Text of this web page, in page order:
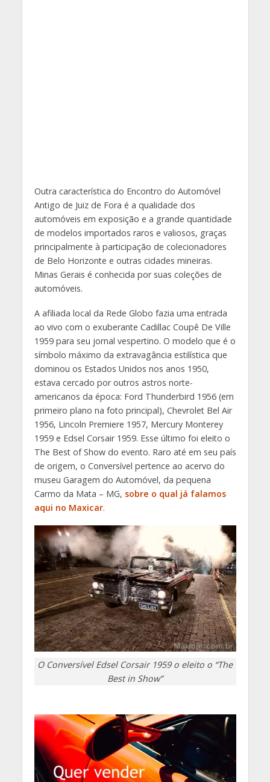
Outra característica do Encontro do Automóvel
Antigo de Juiz de Fora é a qualidade dos
automóveis em exposição e a grande quantidade
de modelos importados raros e valiosos, graças
principalmente à participação de colecionadores
de Belo Horizonte e outras cidades mineiras.
Minas Gerais é conhecida por suas coleções de
automóveis.
A afiliada local da Rede Globo fazia uma entrada
ao vivo com o exuberante Cadillac Coupê De Ville
1959 para seu jornal vespertino. O modelo que é o
símbolo máximo da extravagância estilística que
dominou os Estados Unidos nos anos 1950,
estava cercado por outros astros norte-
americanos da época: Ford Thunderbird 1956 (em
primeiro plano na foto principal), Chevrolet Bel Air
1956, Lincoln Premiere 1957, Mercury Monterey
1959 e Edsel Corsair 1959. Esse último foi eleito o
The Best of Show do evento. Raro até em seu país
de origem, o Conversível pertence ao acervo do
museu Garagem do Automóvel, da pequena
Carmo da Mata – MG, sobre o qual já falamos
aqui no Maxicar.
O Conversível Edsel Corsair 1959 o eleito o “The
Best in Show”